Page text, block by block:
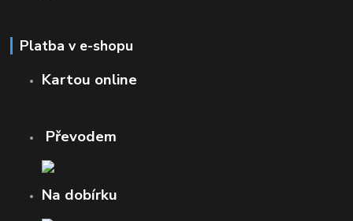
Platba v e-shopu
Kartou online
Převodem
Na dobírku